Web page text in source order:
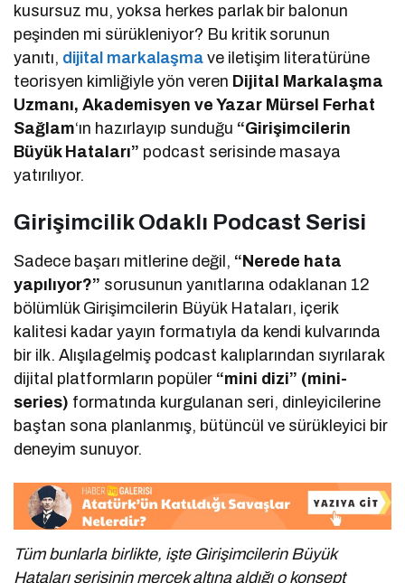
kusursuz mu, yoksa herkes parlak bir balonun
peşinden mi sürükleniyor? Bu kritik sorunun
yanıtı, dijital markalaşma ve iletişim literatürüne
teorisyen kimliğiyle yön veren Dijital Markalaşma
Uzmanı, Akademisyen ve Yazar Mürsel Ferhat
Sağlam‘ın hazırlayıp sunduğu “Girişimcilerin
Büyük Hataları” podcast serisinde masaya
yatırılıyor.
Girişimcilik Odaklı Podcast Serisi
Sadece başarı mitlerine değil, “Nerede hata
yapılıyor?” sorusunun yanıtlarına odaklanan 12
bölümlük Girişimcilerin Büyük Hataları, içerik
kalitesi kadar yayın formatıyla da kendi kulvarında
bir ilk. Alışılagelmiş podcast kalıplarından sıyrılarak
dijital platformların popüler “mini dizi” (mini-
series) formatında kurgulanan seri, dinleyicilerine
baştan sona planlanmış, bütüncül ve sürükleyici bir
deneyim sunuyor.
Tüm bunlarla birlikte, işte Girişimcilerin Büyük
Hataları serisinin mercek altına aldığı o konsept